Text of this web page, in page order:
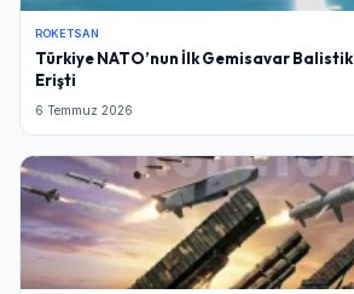
ROKETSAN
Türkiye NATO’nun İlk Gemisavar
Erişti
6 Temmuz 2026